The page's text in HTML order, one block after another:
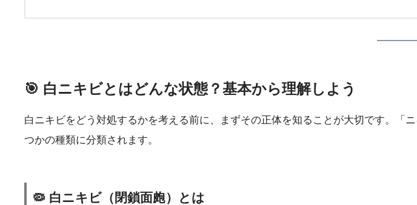
🎯 白ニキビとはどんな状態？基本から理解しよう
白ニキビをどう対処するかを考える前に、まずその正体を知ることが大切です。「
つかの種類に分類されます。
🦠 白ニキビ（閉鎖面皰）とは